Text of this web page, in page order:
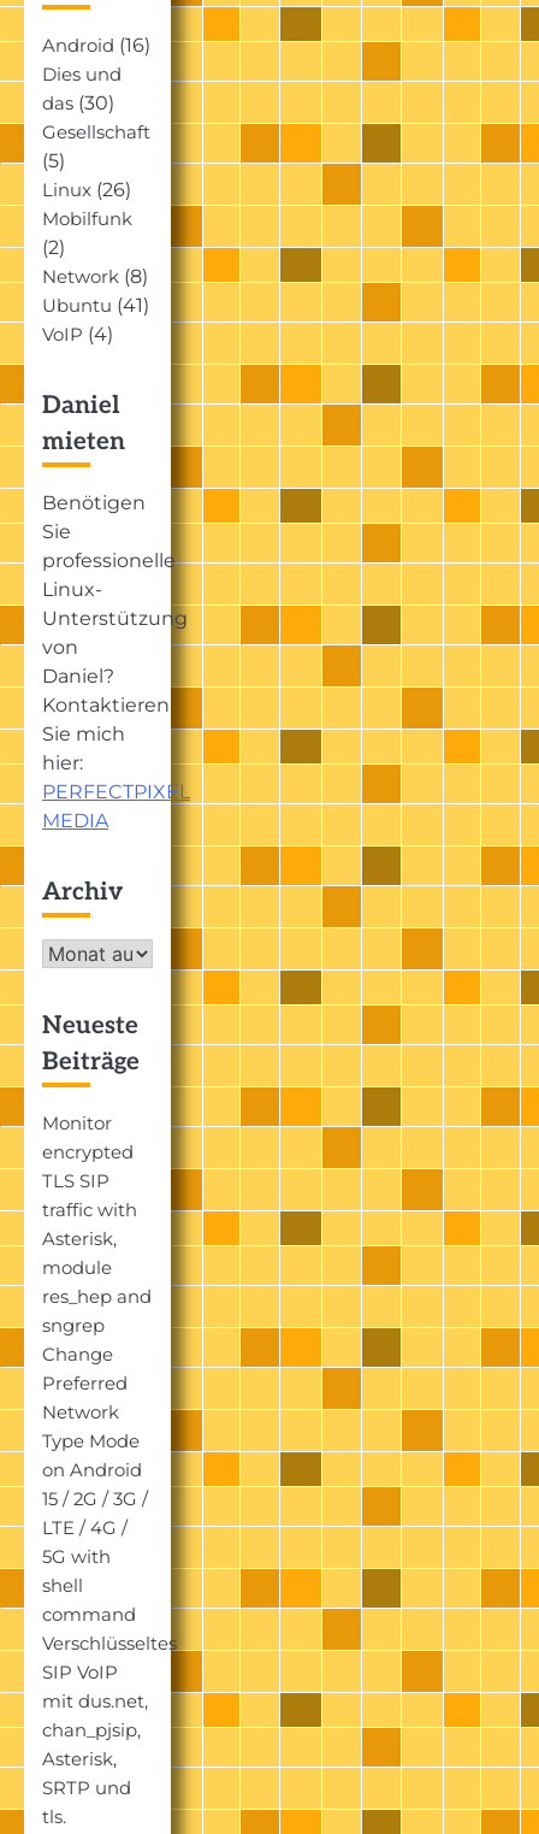
Android (16)
Dies und
das (30)
Gesellschaft
(5)
Linux (26)
Mobilfunk
(2)
Network (8)
Ubuntu (41)
VoIP (4)
Daniel
mieten
Benötigen
Sie
professionelle
Linux-
Unterstützung
von
Daniel?
Kontaktieren
Sie mich
hier:
PERFECTPIXEL
MEDIA
Archiv
Archiv
Neueste
Beiträge
Monitor
encrypted
TLS SIP
traffic with
Asterisk,
module
res_hep and
sngrep
Change
Preferred
Network
Type Mode
on Android
15 / 2G / 3G /
LTE / 4G /
5G with
shell
command
Verschlüsseltes
SIP VoIP
mit dus.net,
chan_pjsip,
Asterisk,
SRTP und
tls.